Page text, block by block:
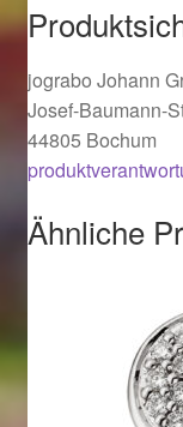
Ostergeschenke
Partner
Shop
Startseite
jograbo Johann
Josef-Baumann-
44805 Bochum
Ähnliche